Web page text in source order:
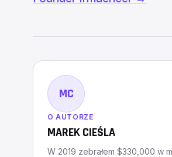
MC
O AUTORZE
MAREK CIEŚLA
W 2019 zebrałem $330,000 w